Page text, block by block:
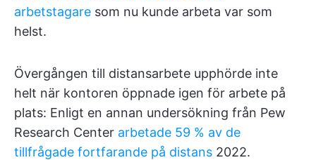
arbetstagare som nu kunde arbeta var som
helst.
Övergången till distansarbete upphörde inte
helt när kontoren öppnade igen för arbete på
plats: Enligt en annan undersökning från Pew
Research Center arbetade 59 % av de
tillfrågade fortfarande på distans 2022.